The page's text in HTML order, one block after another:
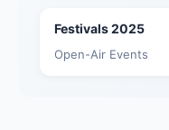
Festivals 2025
Open-Air Events